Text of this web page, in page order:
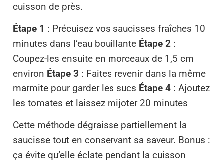
cuisson de près.
Étape 1 : Précuisez vos saucisses fraîches 10
minutes dans l’eau bouillante Étape 2 :
Coupez-les ensuite en morceaux de 1,5 cm
environ Étape 3 : Faites revenir dans la même
marmite pour garder les sucs Étape 4 : Ajoutez
les tomates et laissez mijoter 20 minutes
Cette méthode dégraisse partiellement la
saucisse tout en conservant sa saveur. Bonus :
ça évite qu’elle éclate pendant la cuisson